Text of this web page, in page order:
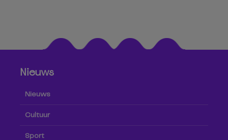
Nieuws
Nieuws
Cultuur
Sport